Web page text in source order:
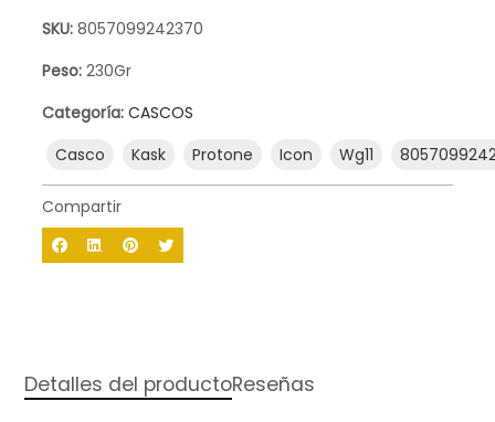
SKU:8057099242370
Peso:230Gr
Categoría:CASCOS
Casco
Kask Protone Icon Wg11
Compartir
Detalles del productoReseñas